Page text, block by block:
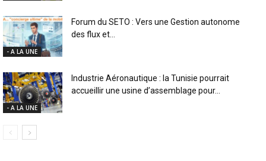
- A LA UNE
Forum du SETO : Vers une Gestion autonome
des flux et...
- A LA UNE
Industrie Aéronautique : la Tunisie pourrait
accueillir une usine d’assemblage pour...